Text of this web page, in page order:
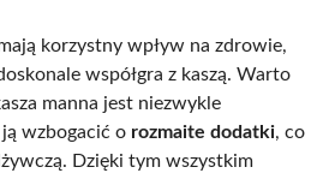
korzystny wpływ na zdrowie,
współgra z kaszą. Warto
manna jest niezwykle
wzbogacić o rozmaite dodatki, co
Dzięki tym wszystkim